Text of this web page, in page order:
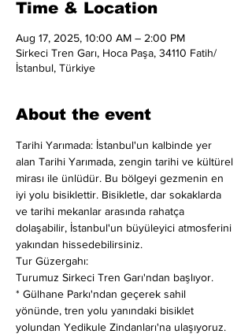
Time & Location
Aug 17, 2025, 10:00 AM – 2:00 PM
Sirkeci Tren Garı, Hoca Paşa, 34110 Fatih/
İstanbul, Türkiye
About the event
Tarihi Yarımada: İstanbul'un kalbinde yer
alan Tarihi Yarımada, zengin tarihi ve kültürel
mirası ile ünlüdür. Bu bölgeyi gezmenin en
iyi yolu bisiklettir. Bisikletle, dar sokaklarda
ve tarihi mekanlar arasında rahatça
dolaşabilir, İstanbul'un büyüleyici atmosferini
yakından hissedebilirsiniz.
Tur Güzergahı:
Turumuz Sirkeci Tren Garı'ndan başlıyor.
* Gülhane Parkı'ndan geçerek sahil
yönünde, tren yolu yanındaki bisiklet
yolundan Yedikule Zindanları'na ulaşıyoruz.